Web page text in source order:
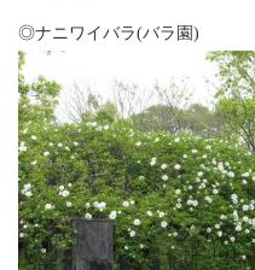
◎ナニワイバラ(バラ園)